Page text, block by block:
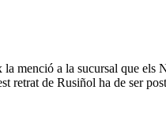
menció a la sucursal que
retrat de Rusiñol ha de ser